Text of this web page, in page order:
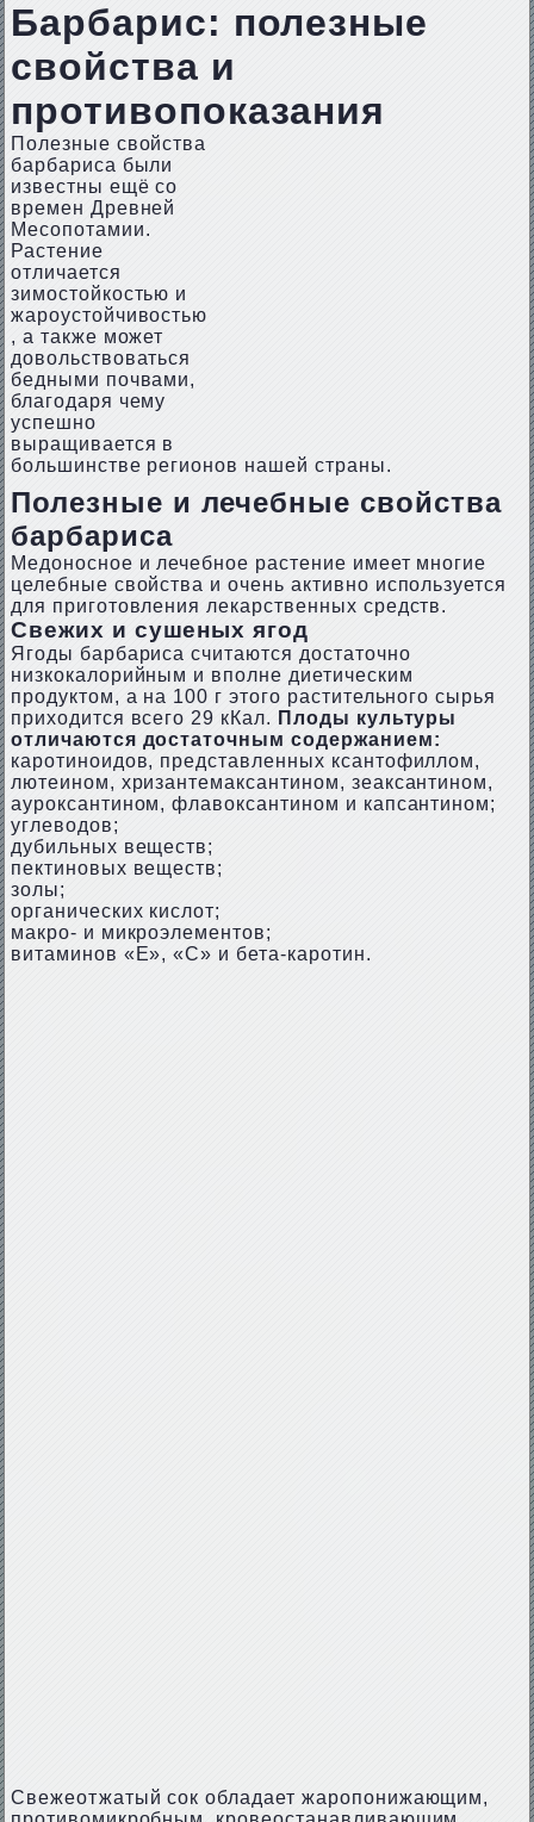
Барбарис: полезные
свойства и
противопоказания
Полезные свойства
барбариса были
известны ещё со
времен Древней
Месопотамии.
Растение
отличается
зимостойкостью и
жароустойчивостью
, а также может
довольствоваться
бедными почвами,
благодаря чему
успешно
выращивается в
большинстве регионов нашей страны.
Полезные и лечебные свойства
барбариса
Медоносное и лечебное растение имеет многие
целебные свойства и очень активно используется
для приготовления лекарственных средств.
Свежих и сушеных ягод
Ягоды барбариса считаются достаточно
низкокалорийным и вполне диетическим
продуктом, а на 100 г этого растительного сырья
приходится всего 29 кКал. Плоды культуры
отличаются достаточным содержанием:
каротиноидов, представленных ксантофиллом,
лютеином, хризантемаксантином, зеаксантином,
ауроксантином, флавоксантином и капсантином;
углеводов;
дубильных веществ;
пектиновых веществ;
золы;
органических кислот;
макро- и микроэлементов;
витаминов «Е», «С» и бета-каротин.
Свежеотжатый сок обладает жаропонижающим,